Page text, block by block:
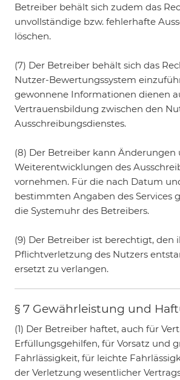
Betreiber behält sich zudem das
unvollständige bzw. fehlerhafte
löschen.
(7) Der Betreiber behält sich das
Nutzer-Bewertungssystem
gewonnene Informationen dienen
Vertrauensbildung zwischen den
Ausschreibungsdienstes.
(8) Der Betreiber kann Änderungen
Weiterentwicklungen des
vornehmen. Für die nach Datum
bestimmten Angaben des Services
die Systemuhr des Betreibers.
(9) Der Betreiber ist berechtigt, den
Pflichtverletzung des Nutzers
ersetzt zu verlangen.
§ 7 Gewährleistung und
(1) Der Betreiber haftet, auch für
Erfüllungsgehilfen, für Vorsatz und
Fahrlässigkeit, für leichte
der Verletzung wesentlicher